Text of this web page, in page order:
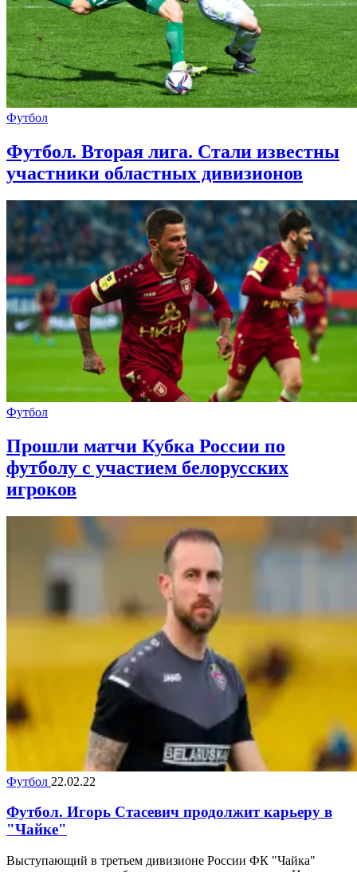
Футбол
Футбол. Вторая лига. Стали известны
участники областных дивизионов
Футбол
Прошли матчи Кубка России по
футболу с участием белорусских
игроков
Футбол 22.02.22
Футбол. Игорь Стасевич продолжит карьеру в
"Чайке"
Выступающий в третьем дивизионе России ФК "Чайка"